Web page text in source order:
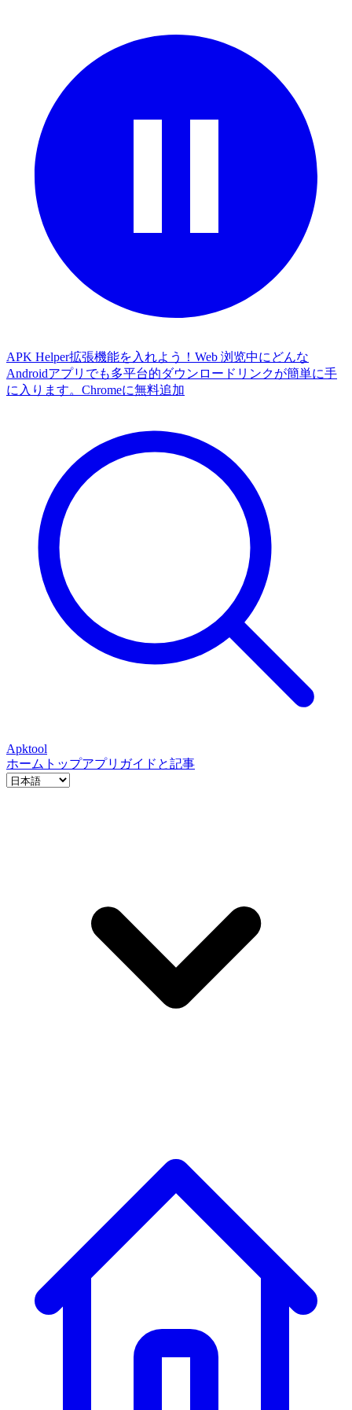
APK Helper拡張機能を入れよう！Web 浏览中にどんな
Androidアプリでも多平台的ダウンロードリンクが簡単に手
に入ります。 Chromeに無料追加
Apktool
ホーム トップアプリ ガイドと記事